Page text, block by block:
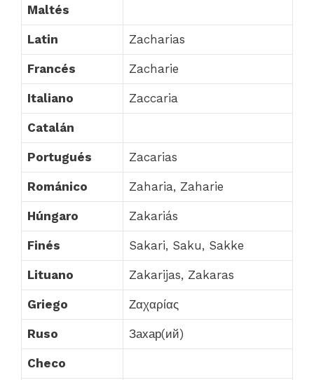
Maltés
Latin Zacharias
Francés Zacharie
Italiano Zaccaria
Catalán
Portugués Zacarias
Románico Zaharia, Zaharie
Húngaro Zakariás
Finés Sakari, Saku, Sakke
Lituano Zakarijas, Zakaras
Griego Ζαχαρίας
Ruso Захар(ий)
Checo